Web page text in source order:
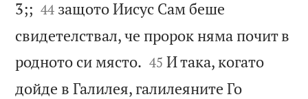
3;; 

44 защото Иисус Сам беше
свидетелствал, че пророк няма почит в
родното си място. 

45 И така, когато
дойде в Галилея, галилеяните Го